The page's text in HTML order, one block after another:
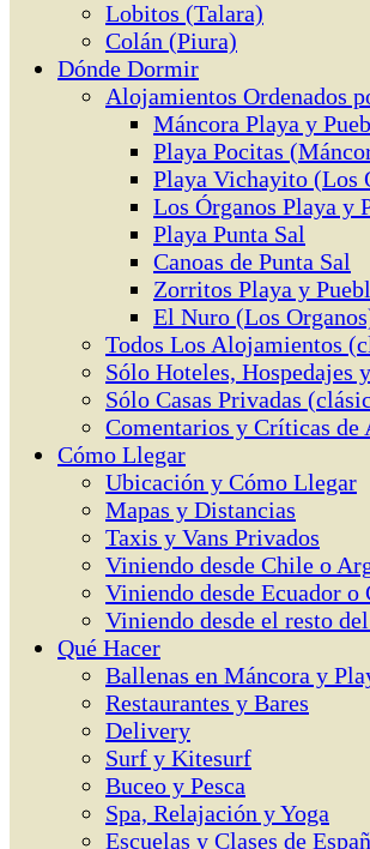
Lobitos (Talara)
Colán (Piura)
Dónde Dormir
Alojamientos Ordenados
Máncora Playa y
Playa Pocitas
Playa Vichayito (Los
Los Órganos Playa y
Playa Punta Sal
Canoas de Punta Sal
Zorritos Playa y
El Nuro (Los
Todos Los Alojamientos
Sólo Hoteles, Hospedajes
Sólo Casas Privadas
Comentarios y Críticas de
Cómo Llegar
Ubicación y Cómo Llegar
Mapas y Distancias
Taxis y Vans Privados
Viniendo desde Chile o
Viniendo desde Ecuador o
Viniendo desde el resto
Qué Hacer
Ballenas en Máncora y
Restaurantes y Bares
Delivery
Surf y Kitesurf
Buceo y Pesca
Spa, Relajación y Yoga
Escuelas y Clases de